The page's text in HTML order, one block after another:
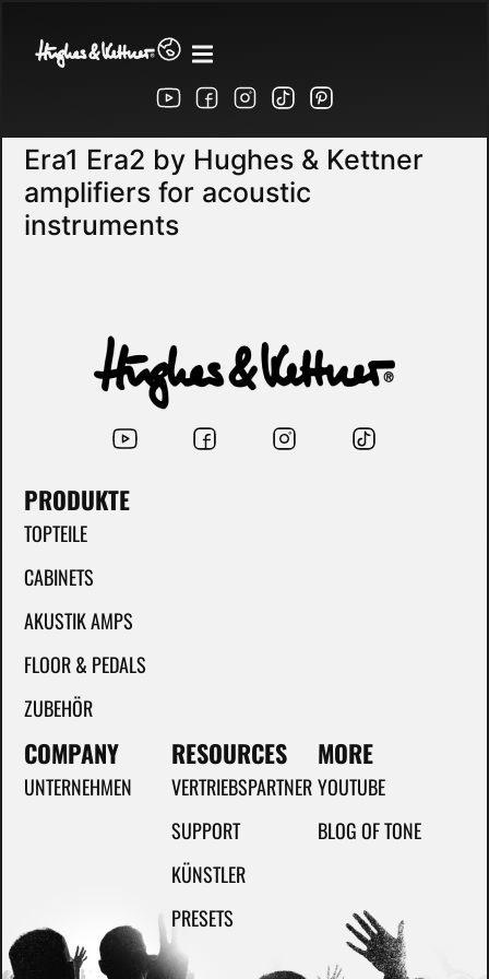
Era1 Era2 by Hughes & Kettner
amplifiers for acoustic
instruments
PRODUKTE
TOPTEILE
CABINETS
AKUSTIK AMPS
FLOOR & PEDALS
ZUBEHÖR
COMPANY
UNTERNEHMEN
RESOURCES
VERTRIEBSPARTNER
SUPPORT
KÜNSTLER
PRESETS
MORE
YOUTUBE
BLOG OF TONE